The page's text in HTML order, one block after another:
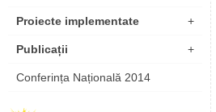
Proiecte implementate +
Publicații +
Conferința Națională 2014